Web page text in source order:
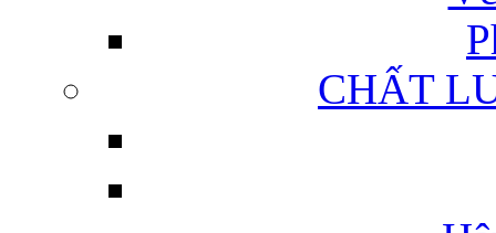
CHẤT